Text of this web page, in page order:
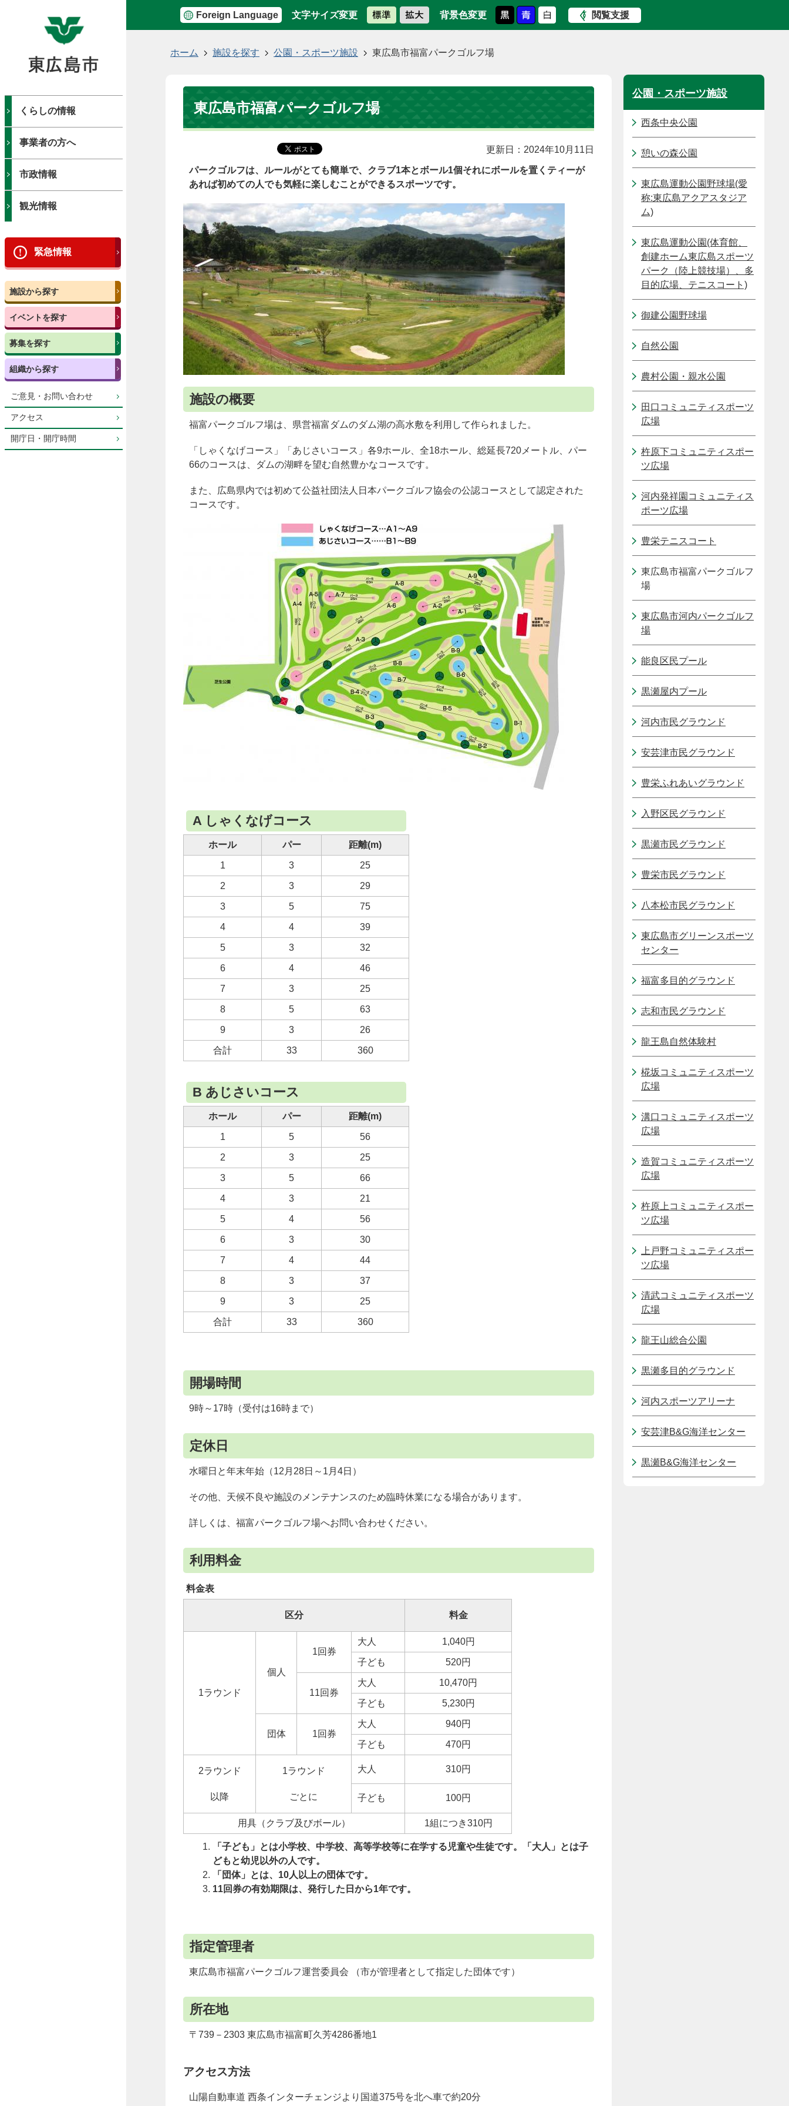
Foreign Language 文字サイズ変更 背景色変更 閲覧支援
くらしの情報
事業者の方へ
市政情報
観光情報
緊急情報
施設から探す
イベントを探す
募集を探す
組織から探す
ご意見・お問い合わせ
アクセス
開庁日・開庁時間
ホーム 施設を探す 公園・スポーツ施設 東広島市福富パークゴルフ場
東広島市福富パークゴルフ場
更新日：2024年10月11日
パークゴルフは、ルールがとても簡単で、クラブ1本とボール1個それにボールを置くティーが
あれば初めての人でも気軽に楽しむことができるスポーツです。
施設の概要
福富パークゴルフ場は、県営福富ダムのダム湖の高水敷を利用して作られました。
「しゃくなげコース」「あじさいコース」各9ホール、全18ホール、総延長720メートル、パー
66のコースは、ダムの湖畔を望む自然豊かなコースです。
また、広島県内では初めて公益社団法人日本パークゴルフ協会の公認コースとして認定された
コースです。
A しゃくなげコース
ホール パー 距離(m)
1 3 25
2 3 29
3 5 75
4 4 39
5 3 32
6 4 46
7 3 25
8 5 63
9 3 26
合計 33 360
B あじさいコース
ホール パー 距離(m)
1 5 56
2 3 25
3 5 66
4 3 21
5 4 56
6 3 30
7 4 44
8 3 37
9 3 25
合計 33 360
開場時間
9時～17時（受付は16時まで）
定休日
水曜日と年末年始（12月28日～1月4日）
その他、天候不良や施設のメンテナンスのため臨時休業になる場合があります。
詳しくは、福富パークゴルフ場へお問い合わせください。
利用料金
料金表
区分 料金
1ラウンド
個人
1回券
大人 1,040円
子ども 520円
11回券
大人 10,470円
子ども 5,230円
団体 1回券
大人 940円
子ども 470円
2ラウンド
以降
1ラウンド
ごとに
大人 310円
子ども 100円
用具（クラブ及びボール） 1組につき310円
「子ども」とは小学校、中学校、高等学校等に在学する児童や生徒です。「大人」とは子
どもと幼児以外の人です。
「団体」とは、10人以上の団体です。
11回券の有効期限は、発行した日から1年です。
指定管理者
東広島市福富パークゴルフ運営委員会 （市が管理者として指定した団体です）
所在地
〒739－2303 東広島市福富町久芳4286番地1
アクセス方法
山陽自動車道 西条インターチェンジより国道375号を北へ車で約20分
公園・スポーツ施設
西条中央公園
憩いの森公園
東広島運動公園野球場(愛
称:東広島アクアスタジア
ム)
東広島運動公園(体育館、
創建ホーム東広島スポーツ
パーク（陸上競技場）、多
目的広場、テニスコート)
御建公園野球場
自然公園
農村公園・親水公園
田口コミュニティスポーツ
広場
杵原下コミュニティスポー
ツ広場
河内発祥園コミュニティス
ポーツ広場
豊栄テニスコート
東広島市福富パークゴルフ
場
東広島市河内パークゴルフ
場
能良区民プール
黒瀬屋内プール
河内市民グラウンド
安芸津市民グラウンド
豊栄ふれあいグラウンド
入野区民グラウンド
黒瀬市民グラウンド
豊栄市民グラウンド
八本松市民グラウンド
東広島市グリーンスポーツ
センター
福富多目的グラウンド
志和市民グラウンド
龍王島自然体験村
椛坂コミュニティスポーツ
広場
溝口コミュニティスポーツ
広場
造賀コミュニティスポーツ
広場
杵原上コミュニティスポー
ツ広場
上戸野コミュニティスポー
ツ広場
清武コミュニティスポーツ
広場
龍王山総合公園
黒瀬多目的グラウンド
河内スポーツアリーナ
安芸津B&G海洋センター
黒瀬B&G海洋センター